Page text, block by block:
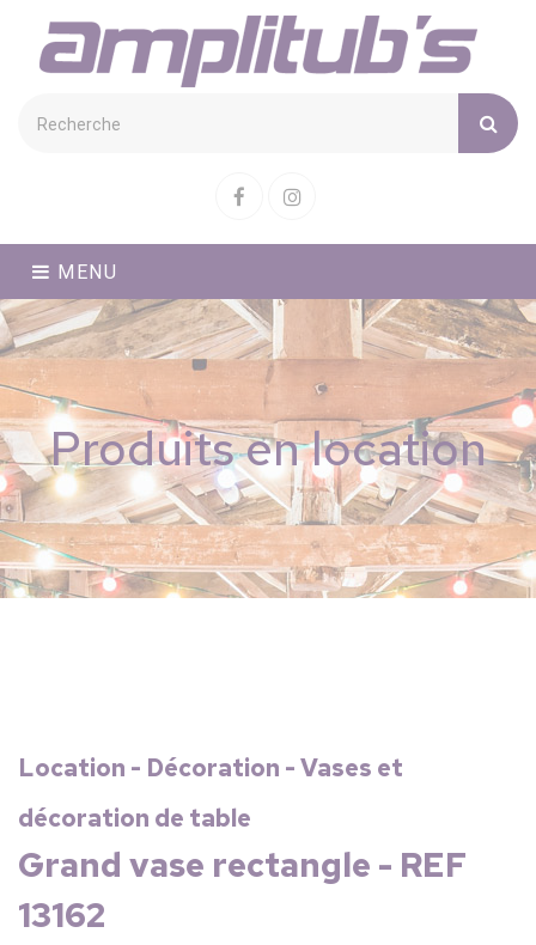
FacebookInstagram
MENU
Produits en location
Location - Décoration - Vases et
décoration de table
Grand vase rectangle - REF
13162
Cookies management panel